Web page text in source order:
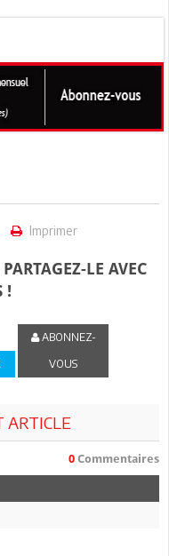
Imprimer
LE AVEC
!
ABONNEZ-
VOUS
ARTICLE
0 Commentaires